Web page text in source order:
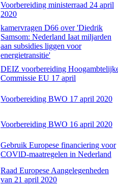
Voorbereiding ministerraad 24 april
2020
kamervragen D66 over 'Diedrik
Samsom: Nederland Iaat miljarden
aan subsidies liggen voor
energietransitie'
DEIZ voorbereiding
Commissie EU 17 april
Voorbereiding BWO 17 april 2020
Voorbereiding BWO 16 april 2020
Gebruik Europese financiering voor
COVlD-maatregelen in Nederland
Raad Europese Aangelegenheden
van 21 april 2020